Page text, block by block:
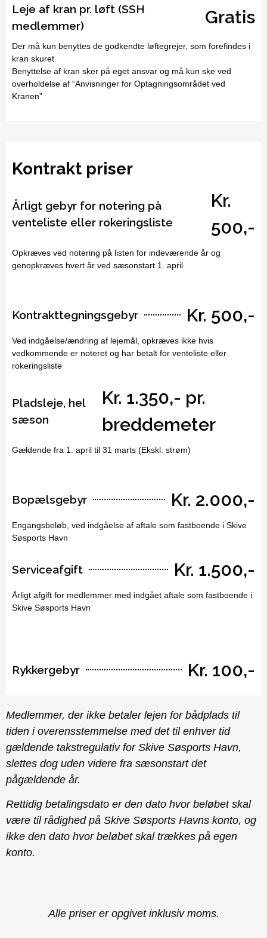
Leje af kran pr. løft (SSH
medlemmer)
Gratis
Der må kun benyttes de godkendte løftegrejer, som forefindes i
kran skuret.
Benyttelse af kran sker på eget ansvar og må kun ske ved
overholdelse af “Anvisninger for Optagningsområdet ved
Kranen”
Kontrakt priser
Årligt gebyr for notering på
venteliste eller rokeringsliste
Kr.
500,-
Opkræves ved notering på listen for indeværende år og
genopkræves hvert år ved sæsonstart 1. april
Kontrakttegningsgebyr Kr. 500,-
Ved indgåelse/ændring af lejemål, opkræves ikke hvis
vedkommende er noteret og har betalt for venteliste eller
rokeringsliste
Pladsleje, hel
sæson
Kr. 1.350,- pr.
breddemeter
Gældende fra 1. april til 31 marts (Ekskl. strøm)
Bopælsgebyr Kr. 2.000,-
Engangsbeløb, ved indgåelse af aftale som fastboende i Skive
Søsports Havn
Serviceafgift Kr. 1.500,-
Årligt afgift for medlemmer med indgået aftale som fastboende i
Skive Søsports Havn
Rykkergebyr Kr. 100,-
Medlemmer, der ikke betaler lejen for bådplads til
tiden i overensstemmelse med det til enhver tid
gældende takstregulativ for Skive Søsports Havn,
slettes dog uden videre fra sæsonstart det
pågældende år.
Rettidig betalingsdato er den dato hvor beløbet skal
være til rådighed på Skive Søsports Havns konto, og
ikke den dato hvor beløbet skal trækkes på egen
konto.
Alle priser er opgivet inklusiv moms.